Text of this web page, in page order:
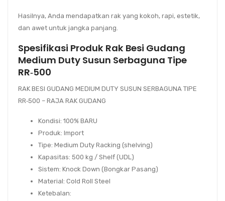
Hasilnya, Anda mendapatkan rak yang kokoh, rapi, estetik,
dan awet untuk jangka panjang.
Spesifikasi Produk Rak Besi Gudang
Medium Duty Susun Serbaguna Tipe
RR‑500
RAK BESI GUDANG MEDIUM DUTY SUSUN SERBAGUNA TIPE
RR‑500 – RAJA RAK GUDANG
Kondisi: 100% BARU
Produk: Import
Tipe: Medium Duty Racking (shelving)
Kapasitas: 500 kg / Shelf (UDL)
Sistem: Knock Down (Bongkar Pasang)
Material: Cold Roll Steel
Ketebalan: